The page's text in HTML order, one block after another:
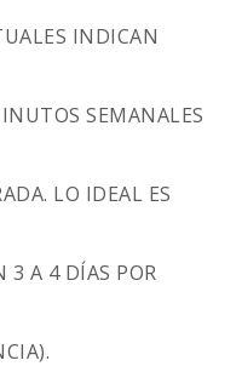
INDICAN
SEMANALES
LO IDEAL ES
3 A 4 DÍAS POR